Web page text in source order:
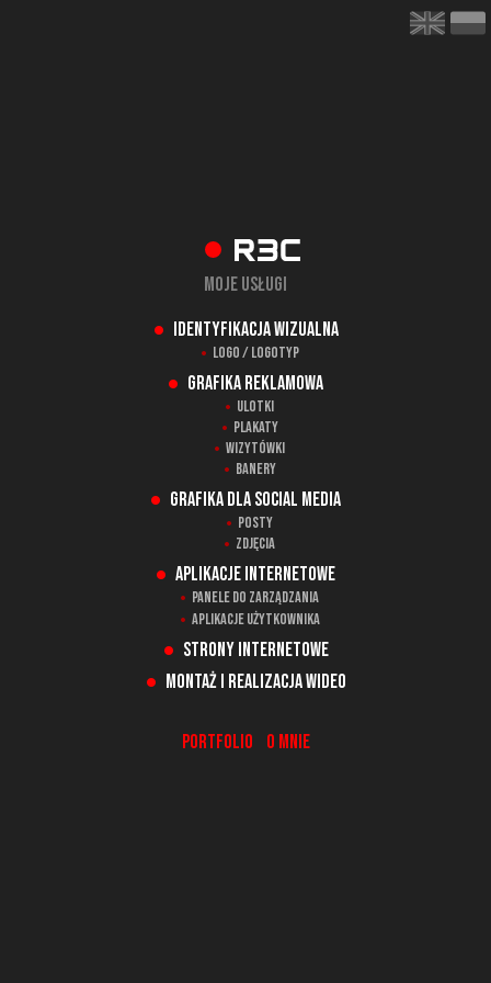
Moje usługi
Identyfikacja wizualna
Logo / Logotyp
Grafika reklamowa
Ulotki
Plakaty
Wizytówki
Banery
Grafika dla social media
Posty
Zdjęcia
Aplikacje internetowe
Panele do zarządzania
Aplikacje użytkownika
Strony internetowe
Montaż i realizacja wideo
Portfolio O mnie